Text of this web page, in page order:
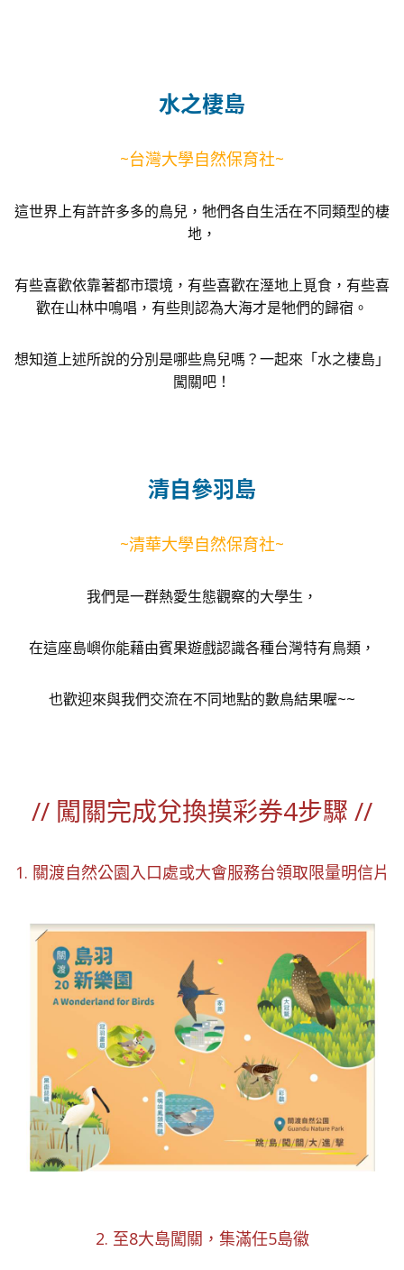
水之棲島
~台灣大學自然保育社~
這世界上有許許多多的鳥兒，牠們各自生活在不同類型的棲
地，
有些喜歡依靠著都市環境，有些喜歡在溼地上覓食，有些喜
歡在山林中鳴唱，有些則認為大海才是牠們的歸宿。
想知道上述所說的分別是哪些鳥兒嗎？一起來「水之棲島」
闖關吧！
清自參羽島
~清華大學自然保育社~
我們是一群熱愛生態觀察的大學生，
在這座島嶼你能藉由賓果遊戲認識各種台灣特有鳥類，
也歡迎來與我們交流在不同地點的數鳥結果喔~~
// 闖關完成兌換摸彩券4步驟 //
1. 關渡自然公園入口處或大會服務台領取限量明信片
2. 至8大島闖關，集滿任5島徽